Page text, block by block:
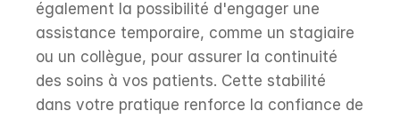
également la possibilité d'engager une
assistance temporaire, comme un stagiaire
ou un collègue, pour assurer la continuité
des soins à vos patients. Cette stabilité
dans votre pratique renforce la confiance de